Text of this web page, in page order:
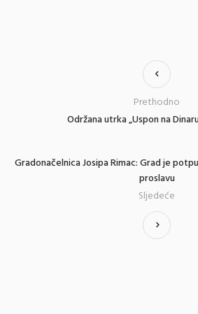
Održana utrka „Uspon na
Prethodno
Gradonačelnica Josipa Rimac: Grad je
proslavu
Sljedeće